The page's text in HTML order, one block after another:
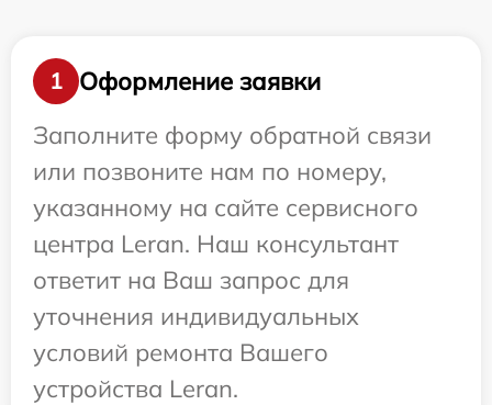
1
Оформление заявки
Заполните форму обратной связи
или позвоните нам по номеру,
указанному на сайте сервисного
центра Leran. Наш консультант
ответит на Ваш запрос для
уточнения индивидуальных
условий ремонта Вашего
устройства Leran.